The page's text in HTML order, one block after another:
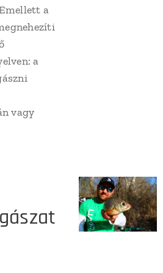
a
a
vagy